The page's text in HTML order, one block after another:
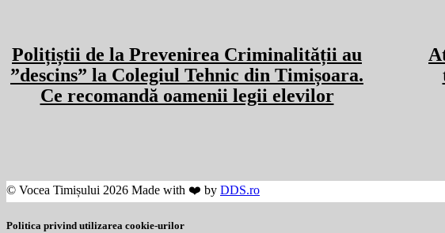
Polițiștii de la Prevenirea Criminalității au
”descins” la Colegiul Tehnic din Timișoara.
Ce recomandă oamenii legii elevilor
© Vocea Timișului 2026 Made with ❤️ by DDS.ro
Politica privind utilizarea cookie-urilor